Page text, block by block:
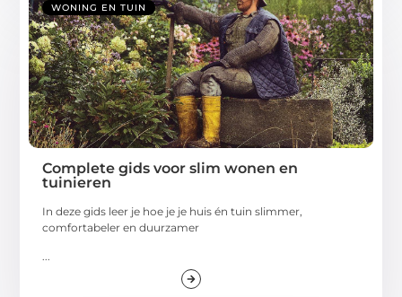
WONING EN TUIN
Complete gids voor slim wonen en
tuinieren
In deze gids leer je hoe je je huis én tuin slimmer,
comfortabeler en duurzamer
...